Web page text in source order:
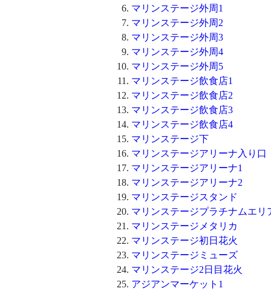
マリンステージ外周1
マリンステージ外周2
マリンステージ外周3
マリンステージ外周4
マリンステージ外周5
マリンステージ飲食店1
マリンステージ飲食店2
マリンステージ飲食店3
マリンステージ飲食店4
マリンステージ下
マリンステージアリーナ入り口
マリンステージアリーナ1
マリンステージアリーナ2
マリンステージスタンド
マリンステージプラチナムエリ
マリンステージメタリカ
マリンステージ初日花火
マリンステージミューズ
マリンステージ2日目花火
アジアンマーケット1